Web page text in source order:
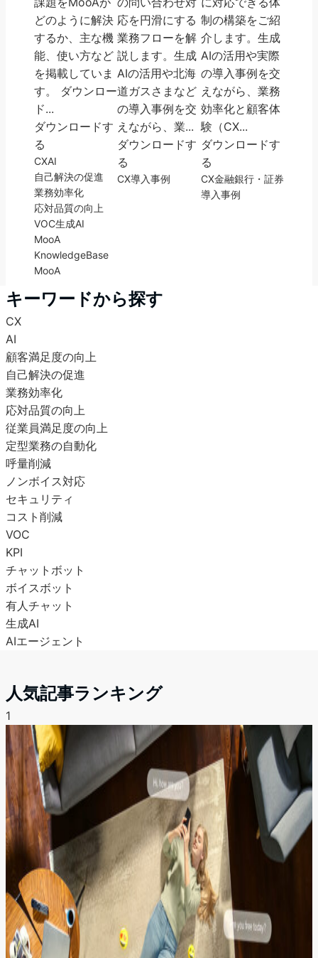
どのように解決
するか、主な機
能、使い方など
を掲載していま
す。 ダウンロー
ド...
ダウンロードす
る
CXAI
自己解決の促進
業務効率化
応対品質の向上
VOC生成AI
MooA
KnowledgeBase
MooA
応を円滑にする
業務フローを解
説します。生成
AIの活用や北海
道ガスさまなど
の導入事例を交
えながら、業...
ダウンロードす
る
CX導入事例
制の構築をご紹
介します。生成
AIの活用や実際
の導入事例を交
えながら、業務
効率化と顧客体
験（CX...
ダウンロードす
る
CX金融銀行・証券
導入事例
キーワードから探す
CX
AI
顧客満足度の向上
自己解決の促進
業務効率化
応対品質の向上
従業員満足度の向上
定型業務の自動化
呼量削減
ノンボイス対応
セキュリティ
コスト削減
VOC
KPI
チャットボット
ボイスボット
有人チャット
生成AI
AIエージェント
人気記事ランキング
1